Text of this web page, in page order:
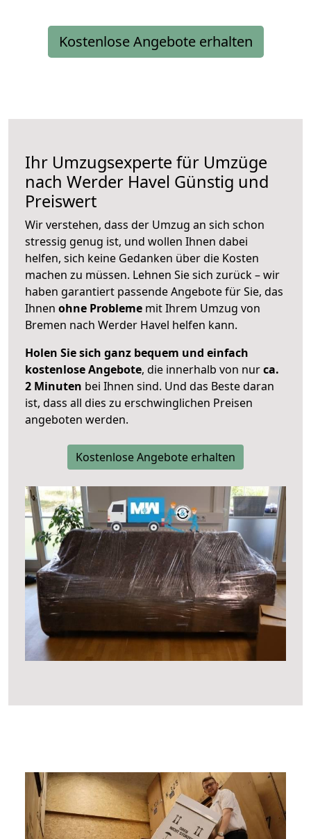
Kostenlose Angebote erhalten
Ihr Umzugsexperte für Umzüge
nach Werder Havel Günstig und
Preiswert
Wir verstehen, dass der Umzug an sich schon
stressig genug ist, und wollen Ihnen dabei
helfen, sich keine Gedanken über die Kosten
machen zu müssen. Lehnen Sie sich zurück – wir
haben garantiert passende Angebote für Sie, das
Ihnen ohne Probleme mit Ihrem Umzug von
Bremen nach Werder Havel helfen kann.
Holen Sie sich ganz bequem und einfach
kostenlose Angebote, die innerhalb von nurca.
2 Minuten bei Ihnen sind. Und das Beste daran
ist, dass all dies zu erschwinglichen Preisen
angeboten werden.
Kostenlose Angebote erhalten